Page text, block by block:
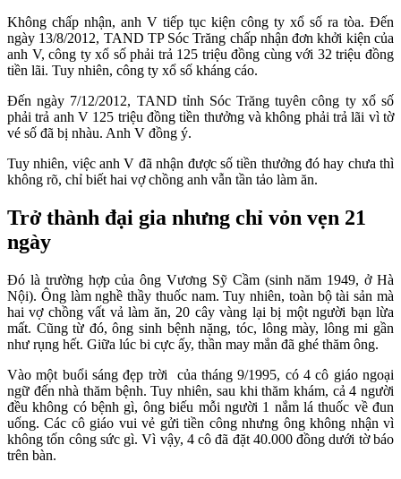
Không chấp nhận, anh V tiếp tục kiện công ty xổ số ra tòa. Đến
ngày 13/8/2012, TAND TP Sóc Trăng chấp nhận đơn khởi kiện của
anh V, công ty xổ số phải trả 125 triệu đồng cùng với 32 triệu đồng
tiền lãi. Tuy nhiên, công ty xổ số kháng cáo.
Đến ngày 7/12/2012, TAND tỉnh Sóc Trăng tuyên công ty xổ số
phải trả anh V 125 triệu đồng tiền thưởng và không phải trả lãi vì tờ
vé số đã bị nhàu. Anh V đồng ý.
Tuy nhiên, việc anh V đã nhận được số tiền thưởng đó hay chưa thì
không rõ, chỉ biết hai vợ chồng anh vẫn tần tảo làm ăn.
Trở thành đại gia nhưng chỉ vỏn vẹn 21
ngày
Đó là trường hợp của ông Vương Sỹ Cầm (sinh năm 1949, ở Hà
Nội). Ông làm nghề thầy thuốc nam. Tuy nhiên, toàn bộ tài sản mà
hai vợ chồng vất vả làm ăn, 20 cây vàng lại bị một người bạn lừa
mất. Cũng từ đó, ông sinh bệnh nặng, tóc, lông mày, lông mi gần
như rụng hết. Giữa lúc bi cực ấy, thần may mắn đã ghé thăm ông.
Vào một buổi sáng đẹp trời của tháng 9/1995, có 4 cô giáo ngoại
ngữ đến nhà thăm bệnh. Tuy nhiên, sau khi thăm khám, cả 4 người
đều không có bệnh gì, ông biếu mỗi người 1 nắm lá thuốc về đun
uống. Các cô giáo vui vẻ gửi tiền công nhưng ông không nhận vì
không tốn công sức gì. Vì vậy, 4 cô đã đặt 40.000 đồng dưới tờ báo
trên bàn.